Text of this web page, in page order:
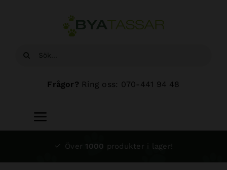
Sök
Frågor? Ring oss: 070-441 94 48
Toggle
Navigation
Över 1000 produkter i lager!